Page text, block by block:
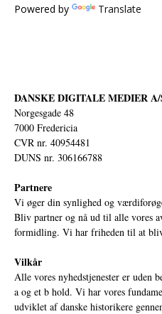
Powered by Translate
DANSKE DIGITALE MEDIER A/
Norgesgade 48
7000 Fredericia
CVR nr. 40954481
DUNS nr. 306166788
Partnere
Vi øger din synlighed og
Bliv partner og nå ud til alle vores
formidling. Vi har friheden til at
Vilkår
Alle vores nyhedstjenester er uden
a og et b hold. Vi har vores
udviklet af danske historikere